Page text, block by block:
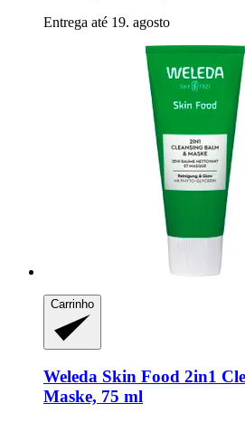
Entrega até 19. agosto
Carrinho
Weleda Skin Food 2in1
Maske, 75 ml